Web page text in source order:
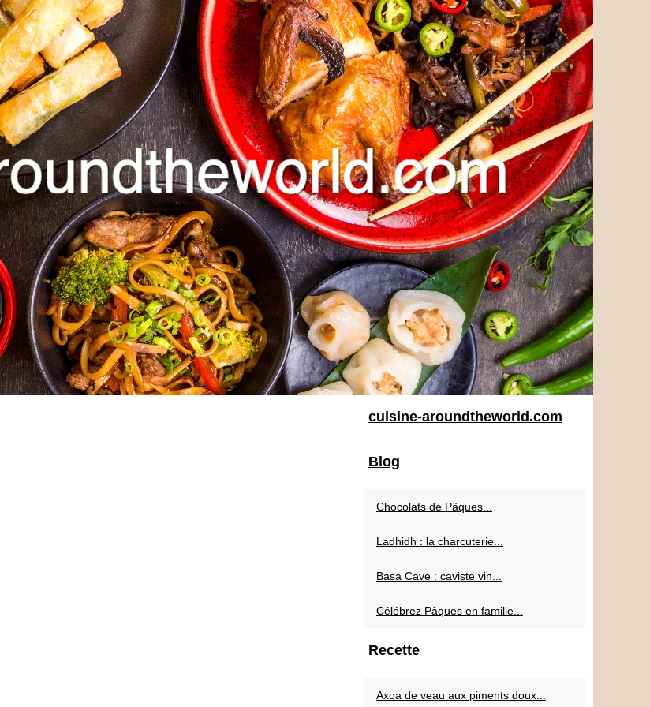
cuisine-aroundtheworld.com
Blog
Chocolats de Pâques...
Ladhidh : la charcuterie...
Basa Cave : caviste vin...
Célébrez Pâques en famille...
Recette
Axoa de veau aux piments doux...